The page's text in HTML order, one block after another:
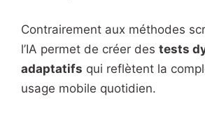
Contrairement aux méthodes
l’IA permet de créer des tests
adaptatifs qui reflètent la
usage mobile quotidien.